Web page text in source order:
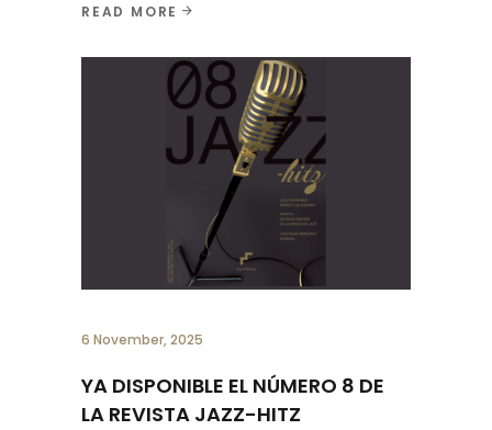
READ MORE
6 November, 2025
YA DISPONIBLE EL NÚMERO 8 DE
LA REVISTA JAZZ-HITZ